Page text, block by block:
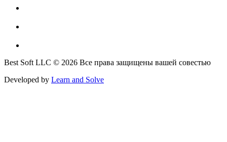
Best Soft LLC © 2026 Все права защищены вашей совестью
Developed by Learn and Solve